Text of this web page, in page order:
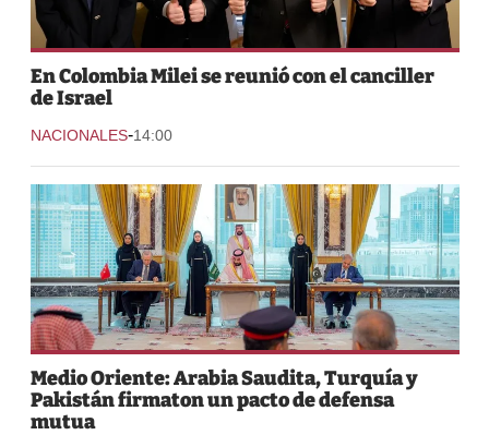
En Colombia Milei se reunió con el canciller
de Israel
NACIONALES-14:00
Medio Oriente: Arabia Saudita, Turquía y
Pakistán firmaton un pacto de defensa
mutua